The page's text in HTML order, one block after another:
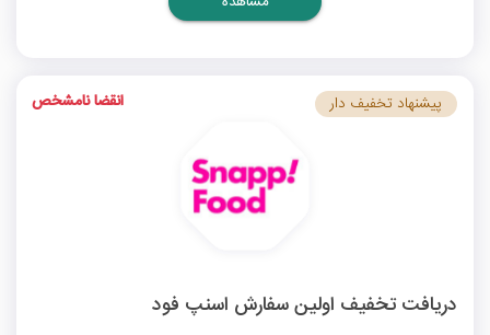
دریافت تخفیف اولین سفارش اسنپ فود
پیشنهاد تخفیف دار انقضا نامشخص